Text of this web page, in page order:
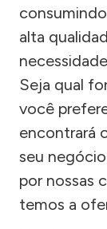
alta
Seja qual
você
encontrará
seu
por nossas
temos a